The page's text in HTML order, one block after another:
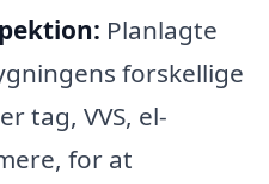
Planlagte
forskellige
tag, VVS, el-
for at